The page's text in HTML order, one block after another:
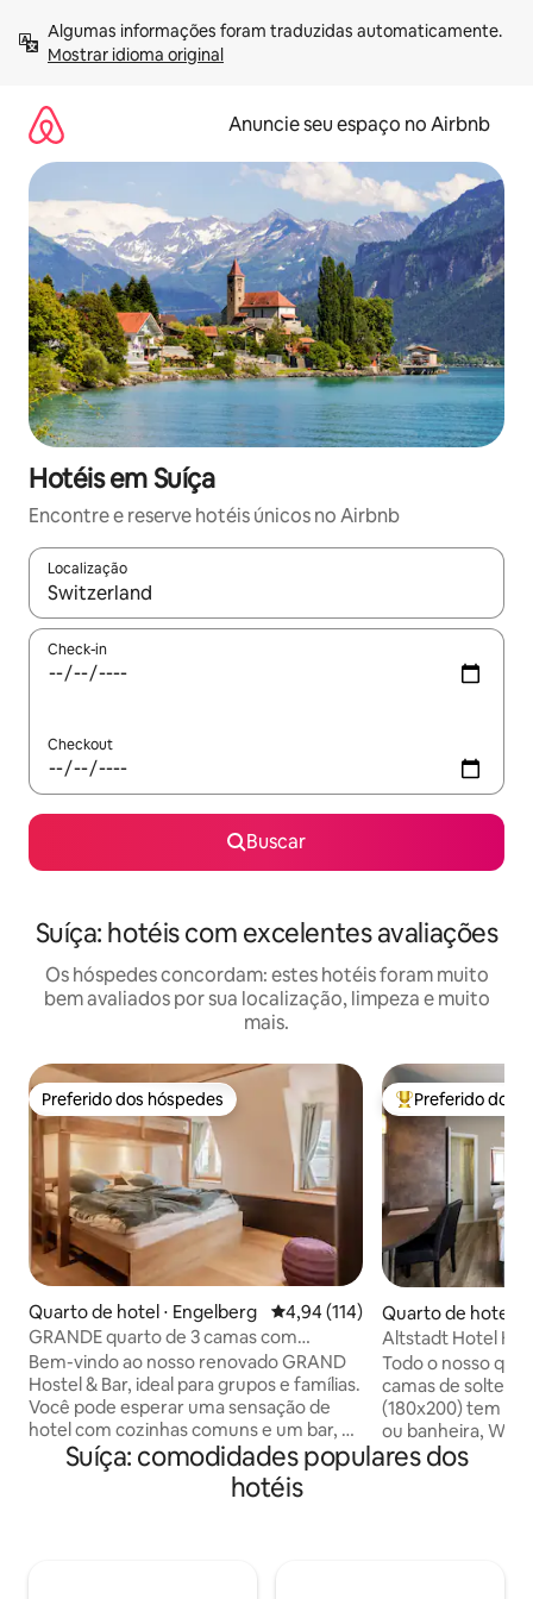
para
Mostrar idioma original
Anuncie seu espaço no Airbnb
Hotéis em Suíça
Encontre e reserve hotéis únicos no Airbnb
Localização
Quando os resultados estiverem disponíveis, explore-os
Check-in
Checkout
Buscar
Suíça: hotéis com excelentes avaliações
Os hóspedes concordam: estes hotéis foram muito
bem avaliados por sua localização, limpeza e muito
mais.
Preferido dos hóspedes
Preferido dos hóspedes
Quarto de hotel ⋅ Engelberg 4,94 de uma avaliação média de
4,94 (114)
GRANDE quarto de 3 camas com
SelfCheckIn e cozinha comum
Bem-vindo ao nosso renovado GRAND
Hostel & Bar, ideal para grupos e famílias.
Você pode esperar uma sensação de
hotel com cozinhas comuns e um bar, no
centro da vila. Seu quarto (15m2) tem
seu próprio banheiro com chuveiro, uma
cama de casal com uma cama de solteiro
Entre os
Preferido dos
Quarto de hotel ⋅
Altstadt Hotel
Duplo
Todo o nosso
camas de solteiro
(180x200) tem
ou banheira, WC,
secador de
Suíça: comodidades populares dos
hotéis